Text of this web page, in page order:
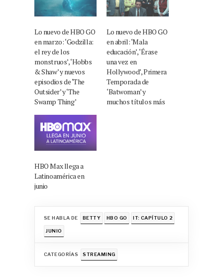
Lo nuevo de HBO GO
en marzo: ‘Godzilla:
el rey de los
monstruos’, ‘Hobbs
& Shaw’ y nuevos
episodios de ‘The
Outsider’ y ‘The
Swamp Thing’
Lo nuevo de HBO GO
en abril: ‘Mala
educación’, ‘Érase
una vez en
Hollywood’, Primera
Temporada de
‘Batwoman’ y
muchos títulos más
HBO Max llega a
Latinoamérica en
junio
SE HABLA DE BETTY HBO GO IT: CAPÍTULO 2
JUNIO
CATEGORÍAS STREAMING